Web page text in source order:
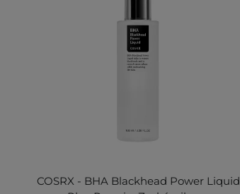
COSRX - BHA Blackhead Power Liquid